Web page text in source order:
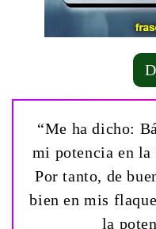
“Me ha dicho:
mi potencia en la
Por tanto, de
bien en mis
la